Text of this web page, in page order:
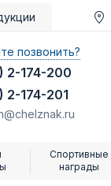
позвонить?
2-174-200
2-174-201
Спортивные
награды